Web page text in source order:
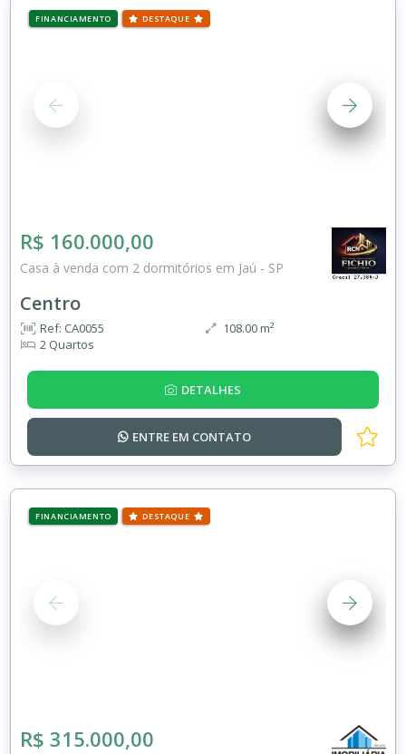
FINANCIAMENTO DESTAQUE
R$ 160.000,00
Casa à venda com 2 dormitórios em Jaú - SP
Centro
Ref: CA0055
2 Quartos
108.00 m²
DETALHES
ENTRE EM CONTATO
FINANCIAMENTO DESTAQUE
R$ 315.000,00